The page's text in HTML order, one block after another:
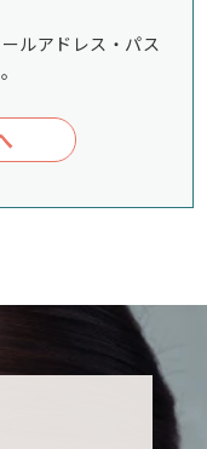
ルアドレス・パス